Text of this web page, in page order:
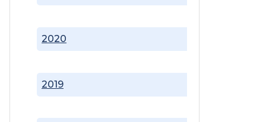
2019
2020